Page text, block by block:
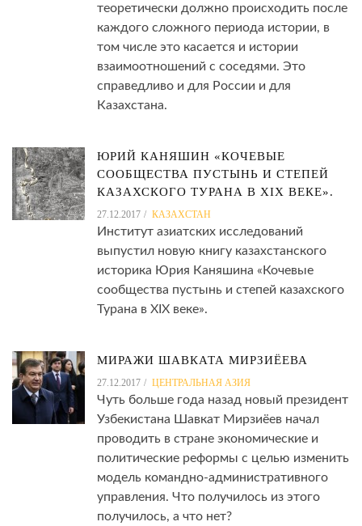
теоретически должно происходить после
каждого сложного периода истории, в
том числе это касается и истории
взаимоотношений с соседями. Это
справедливо и для России и для
Казахстана.
ЮРИЙ КАНЯШИН «КОЧЕВЫЕ
СООБЩЕСТВА ПУСТЫНЬ И СТЕПЕЙ
КАЗАХСКОГО ТУРАНА В XIX ВЕКЕ».
27.12.2017 КАЗАХСТАН
Институт азиатских исследований
выпустил новую книгу казахстанского
историка Юрия Каняшина «Кочевые
сообщества пустынь и степей казахского
Турана в XIX веке».
МИРАЖИ ШАВКАТА МИРЗИЁЕВА
27.12.2017 ЦЕНТРАЛЬНАЯ АЗИЯ
Чуть больше года назад новый президент
Узбекистана Шавкат Мирзиёев начал
проводить в стране экономические и
политические реформы с целью изменить
модель командно-административного
управления. Что получилось из этого
получилось, а что нет?